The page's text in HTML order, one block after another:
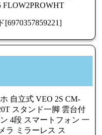
FLOW2PROWHT
[6970357859221]
自立式 VEO 2S CM-
スタンド一脚 雲台付
4段 スマートフォン 一
ラ ミラーレス ス